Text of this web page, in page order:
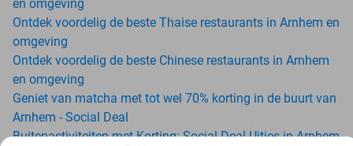
en omgeving
Ontdek voordelig de beste Thaise restaurants in Arnhem en
omgeving
Ontdek voordelig de beste Chinese restaurants in Arnhem
en omgeving
Geniet van matcha met tot wel 70% korting in de buurt van
Arnhem - Social Deal
Buitenactiviteiten met Korting: Social Deal Uitjes in Arnhem